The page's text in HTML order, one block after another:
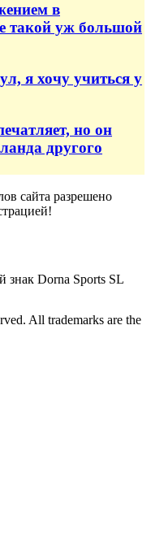
в
такой уж большой
я хочу учиться у
но он
другого
сайта разрешено
знак Dorna Sports SL
All trademarks are the